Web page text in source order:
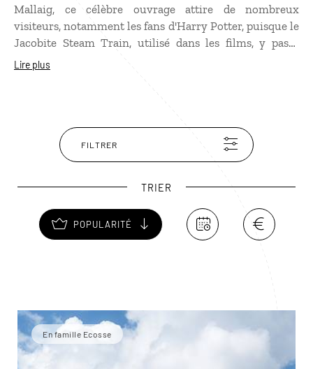
Mallaig, ce célèbre ouvrage attire de nombreux
visiteurs, notamment les fans d'Harry Potter, puisque le
Jacobite Steam Train, utilisé dans les films, y passe
régulièrement. Le viaduc surplombe des paysages
loch Eilt, avec ses eaux sombres entourées de pins, a lui
aussi servi de décor à plusieurs passages de la saga.
C'est d'ailleurs sur l'une de ses petites îles que se trouve
Lire plus
FILTRER
TRIER
POPULARITÉ
En famille Ecosse